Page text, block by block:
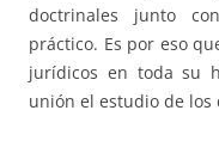
doctrinales junto
práctico. Es por eso
jurídicos en toda su
unión el estudio de los